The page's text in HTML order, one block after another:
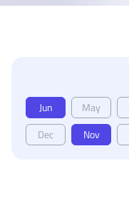
May
Jun
Nov
Dec